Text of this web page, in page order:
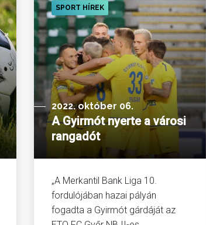
SPORT HÍREK
2022. október 06.
A Gyirmót nyerte a városi
rangadót
„A Merkantil Bank Liga 10.
fordulójában hazai pályán
fogadta a Gyirmót gárdáját az